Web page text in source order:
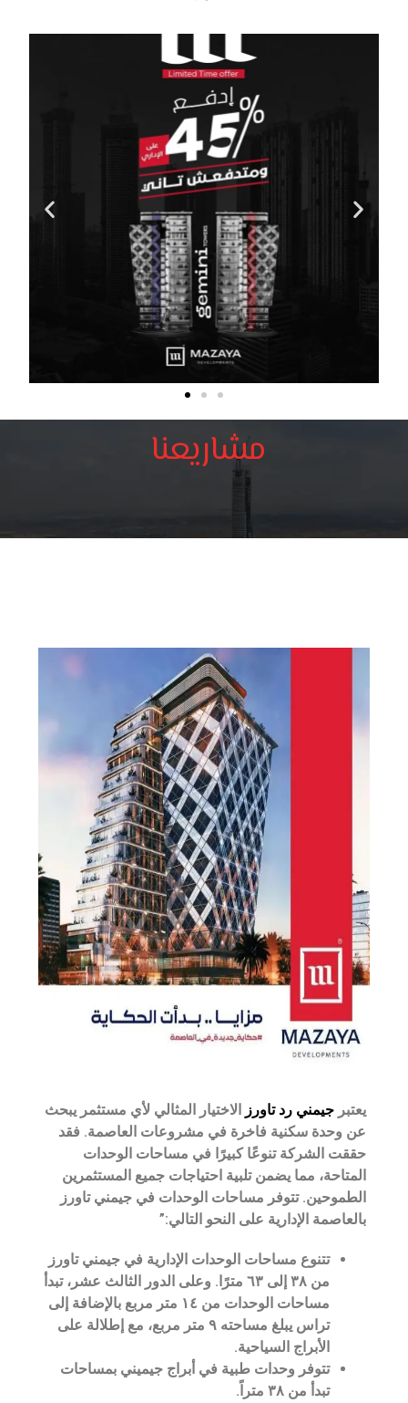
مشاريعنا
يعتبرجيمني رد تاورز
الاختيار المثالي لأي مستثمر يبحث
عن وحدة سكنية فاخرة في مشروعات العاصمة. فقد
حققت الشركة تنوعًا كبيرًا في مساحات الوحدات
المتاحة، مما يضمن تلبية احتياجات جميع المستثمرين
الطموحين. تتوفر مساحات الوحدات في جيمني تاورز
بالعاصمة الإدارية على النحو التالي:”
تتنوع مساحات الوحدات الإدارية في جيمني تاورز
من ٣٨ إلى ٦٣ مترًا. وعلى الدور الثالث عشر، تبدأ
مساحات الوحدات من ١٤ متر مربع بالإضافة إلى
تراس يبلغ مساحته ٩ متر مربع، مع إطلالة على
الأبراج السياحية.
تتوفر وحدات طبية في أبراج جيميني بمساحات
تبدأ من ٣٨ متراً.